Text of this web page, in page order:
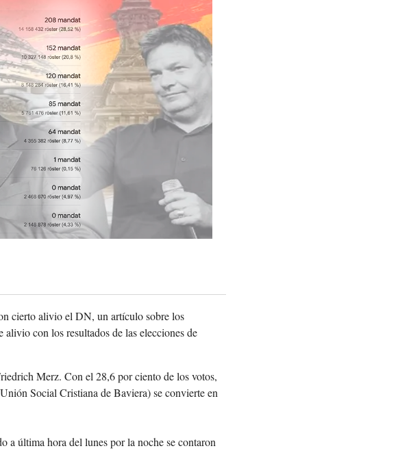
cierto alivio el DN, un artículo sobre los
con los resultados de las elecciones de
Merz. Con el 28,6 por ciento de los votos,
Social Cristiana de Baviera) se convierte en
a última hora del lunes por la noche se contaron